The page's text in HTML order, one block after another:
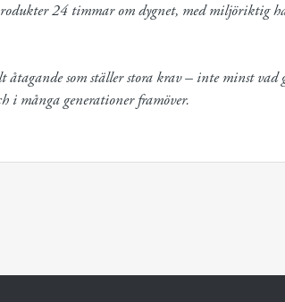
24 timmar om dygnet, med miljöriktig
åtagande som ställer stora krav – inte minst
i många generationer framöver.